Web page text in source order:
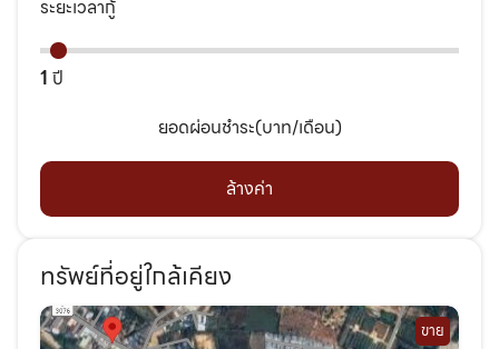
ระยะเวลากู้
1 ปี
ยอดผ่อนชำระ(บาท/เดือน)
ล้างค่า
ทรัพย์ที่อยู่ใกล้เคียง
ขาย